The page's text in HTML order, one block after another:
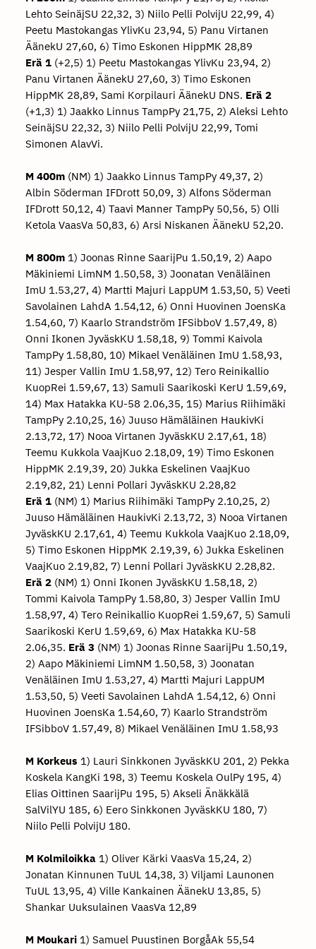
Lehto SeinäjSU 22,32, 3) Niilo Pelli PolvijU 22,99, 4)
Peetu Mastokangas YlivKu 23,94, 5) Panu Virtanen
ÄänekU 27,60, 6) Timo Eskonen HippMK 28,89
Erä 1(+2,5) 1) Peetu Mastokangas YlivKu 23,94, 2)
Panu Virtanen ÄänekU 27,60, 3) Timo Eskonen
HippMK 28,89, Sami Korpilauri ÄänekU DNS. Erä 2
(+1,3) 1) Jaakko Linnus TampPy 21,75, 2) Aleksi Lehto
SeinäjSU 22,32, 3) Niilo Pelli PolvijU 22,99, Tomi
Simonen AlavVi.
M 400m(NM) 1) Jaakko Linnus TampPy 49,37, 2)
Albin Söderman IFDrott 50,09, 3) Alfons Söderman
IFDrott 50,12, 4) Taavi Manner TampPy 50,56, 5) Olli
Ketola VaasVa 50,83, 6) Arsi Niskanen ÄänekU 52,20.
M 800m1) Joonas Rinne SaarijPu 1.50,19, 2) Aapo
Mäkiniemi LimNM 1.50,58, 3) Joonatan Venäläinen
ImU 1.53,27, 4) Martti Majuri LappUM 1.53,50, 5) Veeti
Savolainen LahdA 1.54,12, 6) Onni Huovinen JoensKa
1.54,60, 7) Kaarlo Strandström IFSibboV 1.57,49, 8)
Onni Ikonen JyväskKU 1.58,18, 9) Tommi Kaivola
TampPy 1.58,80, 10) Mikael Venäläinen ImU 1.58,93,
11) Jesper Vallin ImU 1.58,97, 12) Tero Reinikallio
KuopRei 1.59,67, 13) Samuli Saarikoski KerU 1.59,69,
14) Max Hatakka KU-58 2.06,35, 15) Marius Riihimäki
TampPy 2.10,25, 16) Juuso Hämäläinen HaukivKi
2.13,72, 17) Nooa Virtanen JyväskKU 2.17,61, 18)
Teemu Kukkola VaajKuo 2.18,09, 19) Timo Eskonen
HippMK 2.19,39, 20) Jukka Eskelinen VaajKuo
2.19,82, 21) Lenni Pollari JyväskKU 2.28,82
Erä 1(NM) 1) Marius Riihimäki TampPy 2.10,25, 2)
Juuso Hämäläinen HaukivKi 2.13,72, 3) Nooa Virtanen
JyväskKU 2.17,61, 4) Teemu Kukkola VaajKuo 2.18,09,
5) Timo Eskonen HippMK 2.19,39, 6) Jukka Eskelinen
VaajKuo 2.19,82, 7) Lenni Pollari JyväskKU 2.28,82.
Erä 2(NM) 1) Onni Ikonen JyväskKU 1.58,18, 2)
Tommi Kaivola TampPy 1.58,80, 3) Jesper Vallin ImU
1.58,97, 4) Tero Reinikallio KuopRei 1.59,67, 5) Samuli
Saarikoski KerU 1.59,69, 6) Max Hatakka KU-58
2.06,35. Erä 3 (NM) 1) Joonas Rinne SaarijPu 1.50,19,
2) Aapo Mäkiniemi LimNM 1.50,58, 3) Joonatan
Venäläinen ImU 1.53,27, 4) Martti Majuri LappUM
1.53,50, 5) Veeti Savolainen LahdA 1.54,12, 6) Onni
Huovinen JoensKa 1.54,60, 7) Kaarlo Strandström
IFSibboV 1.57,49, 8) Mikael Venäläinen ImU 1.58,93
M Korkeus 1) Lauri Sinkkonen JyväskKU 201, 2) Pekka
Koskela KangKi 198, 3) Teemu Koskela OulPy 195, 4)
Elias Oittinen SaarijPu 195, 5) Akseli Änäkkälä
SalVilYU 185, 6) Eero Sinkkonen JyväskKU 180, 7)
Niilo Pelli PolvijU 180.
M Kolmiloikka 1) Oliver Kärki VaasVa 15,24, 2)
Jonatan Kinnunen TuUL 14,38, 3) Viljami Launonen
TuUL 13,95, 4) Ville Kankainen ÄänekU 13,85, 5)
Shankar Uuksulainen VaasVa 12,89
M Moukari1) Samuel Puustinen BorgåAk 55,54